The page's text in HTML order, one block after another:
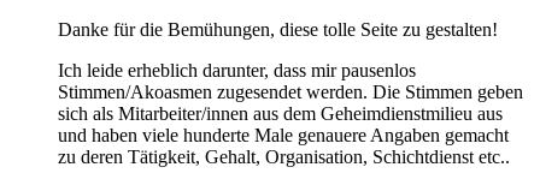
Danke für die Bemühungen, diese tolle Seite zu gestalten!
Ich leide erheblich darunter, dass mir pausenlos
Stimmen/Akoasmen zugesendet werden. Die Stimmen geben
sich als Mitarbeiter/innen aus dem Geheimdienstmilieu aus
und haben viele hunderte Male genauere Angaben gemacht
zu deren Tätigkeit, Gehalt, Organisation, Schichtdienst etc..